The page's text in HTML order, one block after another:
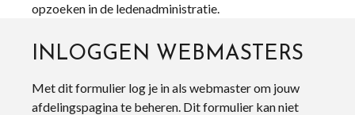
opzoeken in de ledenadministratie.
INLOGGEN WEBMASTERS
Met dit formulier log je in als webmaster om jouw
afdelingspagina te beheren. Dit formulier kan niet